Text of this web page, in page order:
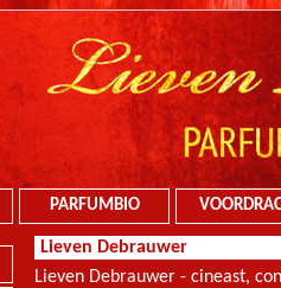
PARFUMBIO
Lieven Debrauwer
Lieven Debrauwer - cineast,